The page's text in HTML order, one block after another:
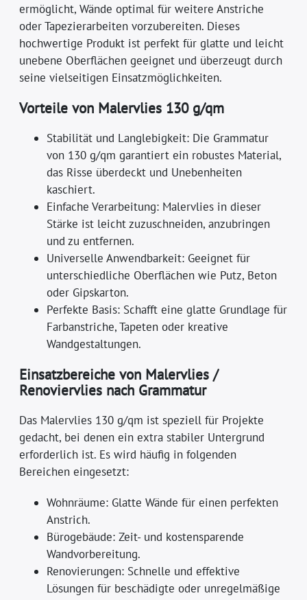
ermöglicht, Wände optimal für weitere Anstriche
oder Tapezierarbeiten vorzubereiten. Dieses
hochwertige Produkt ist perfekt für glatte und leicht
unebene Oberflächen geeignet und überzeugt durch
seine vielseitigen Einsatzmöglichkeiten.
Vorteile von Malervlies 130 g/qm
Stabilität und Langlebigkeit: Die Grammatur
von 130 g/qm garantiert ein robustes Material,
das Risse überdeckt und Unebenheiten
kaschiert.
Einfache Verarbeitung: Malervlies in dieser
Stärke ist leicht zuzuschneiden, anzubringen
und zu entfernen.
Universelle Anwendbarkeit: Geeignet für
unterschiedliche Oberflächen wie Putz, Beton
oder Gipskarton.
Perfekte Basis: Schafft eine glatte Grundlage für
Farbanstriche, Tapeten oder kreative
Wandgestaltungen.
Einsatzbereiche von Malervlies /
Renoviervlies nach Grammatur
Das Malervlies 130 g/qm ist speziell für Projekte
gedacht, bei denen ein extra stabiler Untergrund
erforderlich ist. Es wird häufig in folgenden
Bereichen eingesetzt:
Wohnräume: Glatte Wände für einen perfekten
Anstrich.
Bürogebäude: Zeit- und kostensparende
Wandvorbereitung.
Renovierungen: Schnelle und effektive
Lösungen für beschädigte oder unregelmäßige